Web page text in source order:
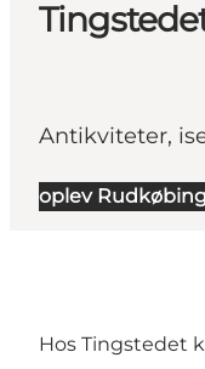
Antikviteter,
oplev Rudkøbing
Hos Tingstedet